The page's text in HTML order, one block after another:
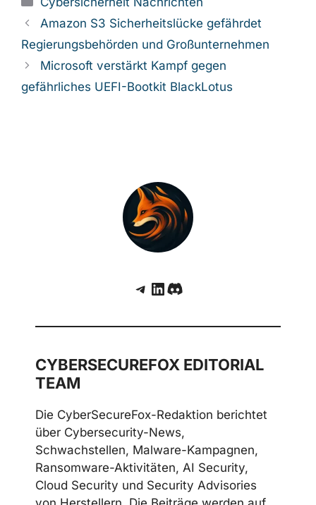
Amazon S3 Sicherheitslücke gefährdet
Regierungsbehörden und Großunternehmen
Microsoft verstärkt Kampf gegen
gefährliches UEFI-Bootkit BlackLotus
Telegram
LinkedIn
Discord
CYBERSECUREFOX EDITORIAL
TEAM
Die CyberSecureFox-Redaktion berichtet
über Cybersecurity-News,
Schwachstellen, Malware-Kampagnen,
Ransomware-Aktivitäten, AI Security,
Cloud Security und Security Advisories